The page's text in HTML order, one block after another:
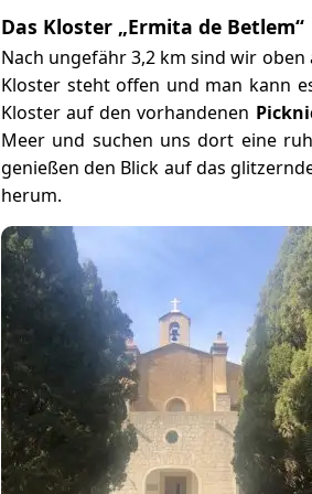
Das Kloster „Ermita de Betlem“
Nach ungefähr 3,2 km sind wir
Kloster steht offen und man kann
Kloster auf den vorhandenen
Meer und suchen uns dort eine
genießen den Blick auf das
herum.